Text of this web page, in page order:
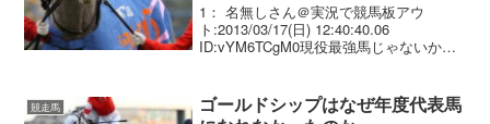
1： 名無しさん＠実況で競馬板アウ
ト:2013/03/17(日) 12:40:40.06
ID:vYM6TCgM0現役最強馬じゃないかこ
競走馬
ゴールドシップはなぜ年度代表馬